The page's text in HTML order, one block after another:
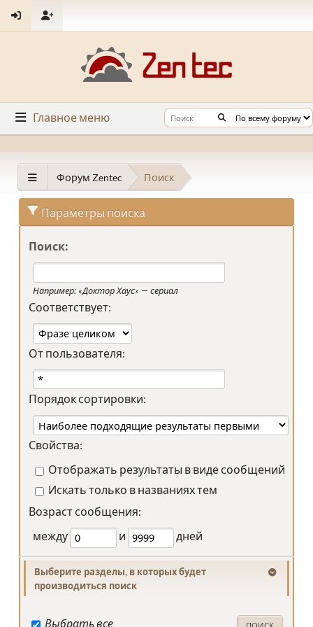
Главное меню
Форум Zentec Поиск
Параметры поиска
Поиск:
Например: «Доктор Хаус» — сериал
Соответствует:
От пользователя:
Порядок сортировки:
Свойства:
Отображать результаты в виде сообщений
Искать только в названиях тем
Возраст сообщения:
между
и дней
Выберите разделы, в которых будет
производиться поиск
Выбрать все